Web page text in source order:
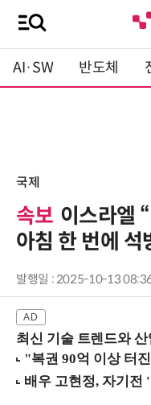
AI·SW 반도체
국제
속보 이스라엘
아침 한 번에 석
발행일 : 2025-10-13
최신 기술 트렌드와 산업별 적용